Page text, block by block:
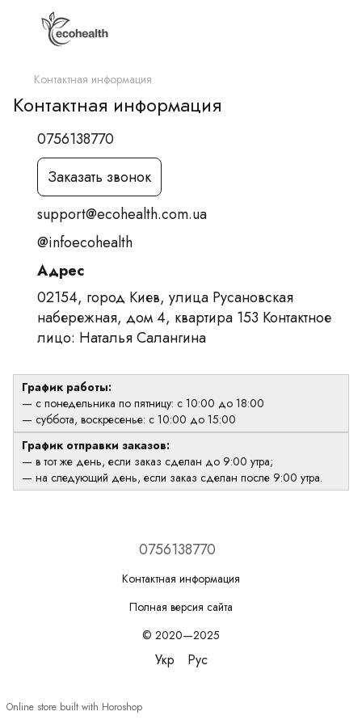
Контактная информация
Контактная информация
0756138770
Заказать звонок
support@ecohealth.com.ua
@infoecohealth
Адрес
02154, город Киев, улица Русановская
набережная, дом 4, квартира 153 Контактное
лицо: Наталья Салангина
График работы:
— с понедельника по пятницу: с 10:00 до 18:00
— суббота, воскресенье: с 10:00 до 15:00
График отправки заказов:
— в тот же день, если заказ сделан до 9:00 утра;
— на следующий день, если заказ сделан после 9:00 утра.
0756138770
Контактная информация
Полная версия сайта
© 2020—2025
Укр Рус
Online store built with Horoshop